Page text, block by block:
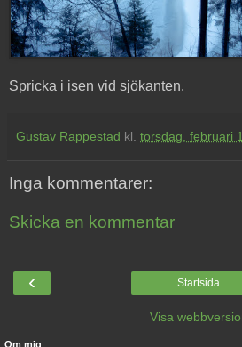
Spricka i isen vid sjökanten.
Gustav Rappestad kl. torsdag, februari
Inga kommentarer:
Skicka en kommentar
‹ Startsida
Visa
Om mig